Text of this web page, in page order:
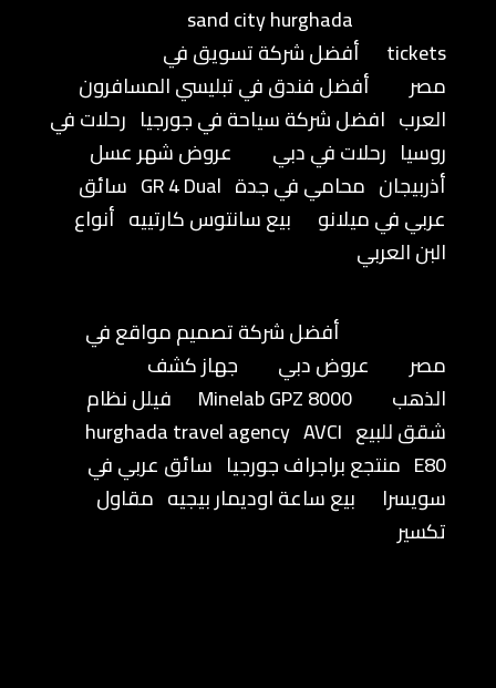
sand city hurghada
tickets
أفضل شركة تسويق في
مصر
أفضل فندق في تبليسي المسافرون
العرب افضل شركة سياحة في جورجيا رحلات في
روسيا رحلات في دبي
عروض شهر عسل
أذربيجان محامي في جدة GR 4 Dual سائق
عربي في ميلانو
بيع سانتوس كارتييه أنواع
البن العربي
أفضل شركة تصميم مواقع في
مصر
عروض دبي
جهاز كشف
الذهب
Minelab GPZ 8000
فيلل نظام
شقق للبيع
hurghada travel agency AVCI
E80 منتجع براجراف جورجيا سائق عربي في
سويسرا
بيع ساعة اوديمار بيجيه مقاول
تكسير